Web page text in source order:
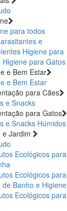
para todos
e
Higiene para
Higiene para Gatos
e Bem Estar
e Bem Estar
para Cães
e Snacks
para Gatos
e Snacks Húmidos
e Jardim
Ecológicos para
Ecológicos para
de Banho e Higiene
Ecológicos para